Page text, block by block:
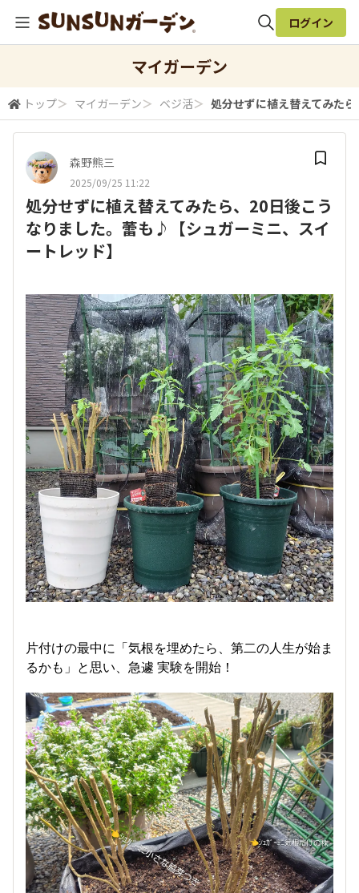
検索
ログイン
マイガーデン
トップ＞ マイガーデン＞ ベジ活＞ 処分せずに植え替えてみた
森野熊三
2025/09/25 11:22
処分せずに植え替えてみたら、20日後こう
なりました。蕾も♪【シュガーミニ、スイ
ートレッド】
片付けの最中に「気根を埋めたら、第二の人生が始ま
るかも」と思い、急遽 実験を開始！